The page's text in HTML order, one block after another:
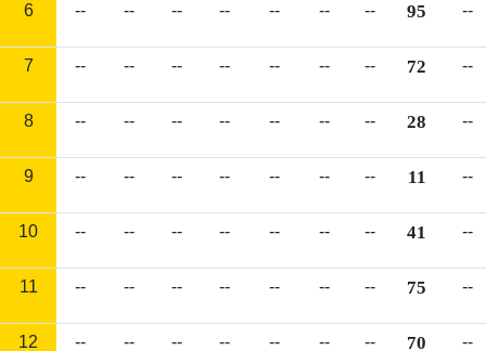
6 -- -- -- -- -- -- -- 95 --
7 -- -- -- -- -- -- -- 72 --
8 -- -- -- -- -- -- -- 28 --
9 -- -- -- -- -- -- -- 11 --
10 -- -- -- -- -- -- -- 41 --
11 -- -- -- -- -- -- -- 75 --
12 -- -- -- -- -- -- -- 70 --